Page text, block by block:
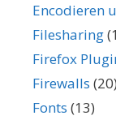
Encodieren
Filesharing
Firefox
Firewalls (20)
Fonts (13)